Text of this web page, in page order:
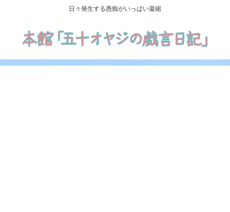
日々発生する愚痴がいっぱい凝縮